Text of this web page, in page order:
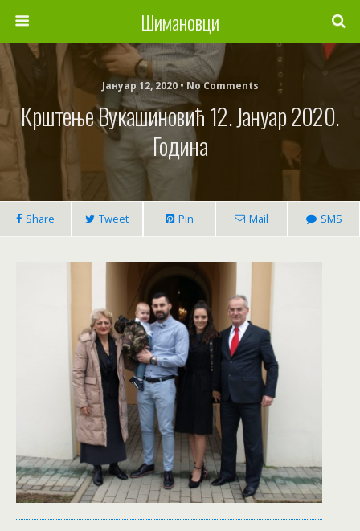
Шимановци
Јануар 12, 2020 • No Comments
Крштење Вукашиновић 12. Јануар 2020.
Година
Share Tweet Pin Mail SMS